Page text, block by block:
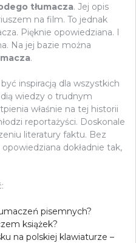
tłumacza. Jej opis
na film. To jednak
Pięknie opowiedziana. I
Na jej bazie można
.
inspiracją dla wszystkich
wiedzy o trudnym
właśnie na tej historii
reportażyści. Doskonale
literatury faktu. Bez
dokładnie tak,
pisemnych?
książek?
na polskiej klawiaturze –